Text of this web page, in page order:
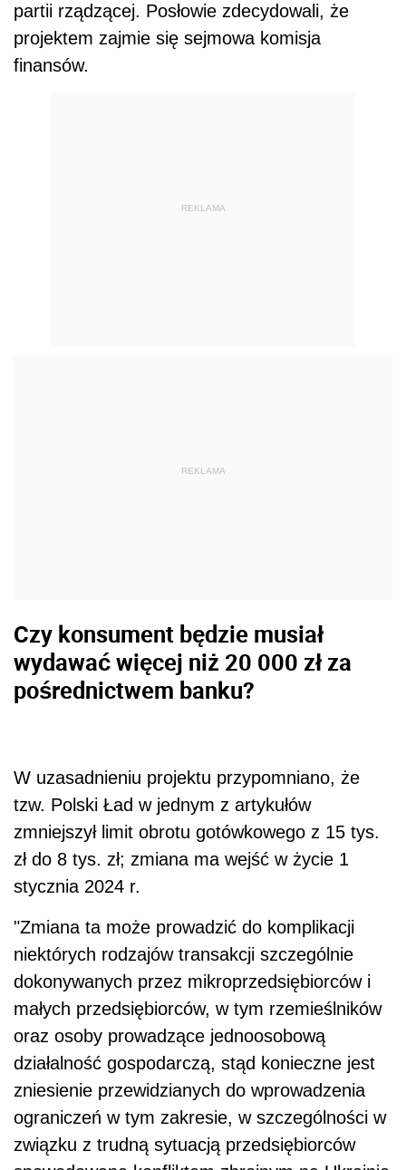
partii rządzącej. Posłowie zdecydowali, że
projektem zajmie się sejmowa komisja
finansów.
REKLAMA
REKLAMA
Czy konsument będzie musiał
wydawać więcej niż 20 000 zł za
pośrednictwem banku?
W uzasadnieniu projektu przypomniano, że
tzw. Polski Ład w jednym z artykułów
zmniejszył limit obrotu gotówkowego z 15 tys.
zł do 8 tys. zł; zmiana ma wejść w życie 1
stycznia 2024 r.
"Zmiana ta może prowadzić do komplikacji
niektórych rodzajów transakcji szczególnie
dokonywanych przez mikroprzedsiębiorców i
małych przedsiębiorców, w tym rzemieślników
oraz osoby prowadzące jednoosobową
działalność gospodarczą, stąd konieczne jest
zniesienie przewidzianych do wprowadzenia
ograniczeń w tym zakresie, w szczególności w
związku z trudną sytuacją przedsiębiorców